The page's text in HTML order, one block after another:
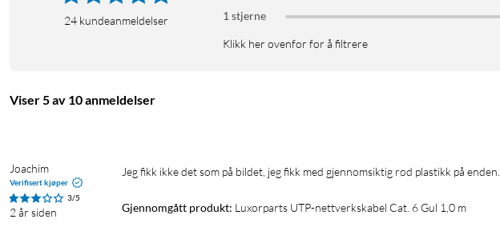
24 kundeanmeldelser
1 stjerne
Klikk her ovenfor for å filtrere
Viser 5 av 10 anmeldelser
Joachim
Verifisert kjøper
3/5
2 år siden
Jeg fikk ikke det som på bildet, jeg fikk med gjennomsiktig rød plastikk på enden.
Gjennomgått produkt: Luxorparts UTP-nettverkskabel Cat. 6 Gul 1,0 m